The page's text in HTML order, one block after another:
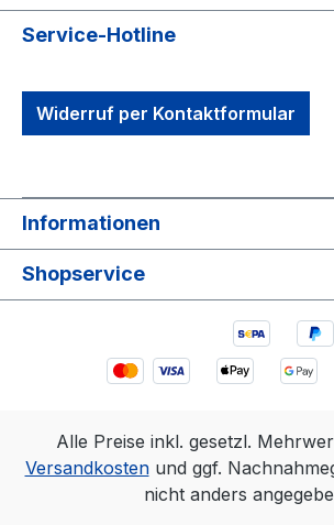
Service-Hotline
Widerruf per Kontaktformular
Informationen
Shopservice
Alle Preise inkl. gesetzl.
Versandkostenund ggf.
nicht anders